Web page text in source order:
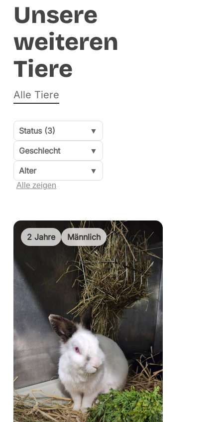
Unsere
weiteren
Tiere
Alle Tiere
Status (3)
▼
Geschlecht
▼
Alter
▼
Alle zeigen
2 Jahre Männlich